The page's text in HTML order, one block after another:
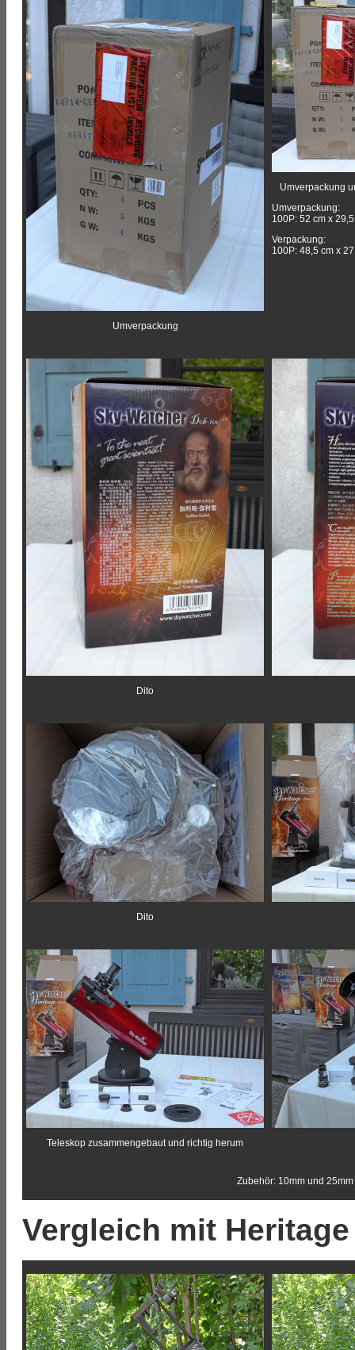
Umverpackung
Umverpackung
Umverpackung:
100P: 52 cm x
Verpackung:
100P: 48,5 cm x
Dito
Dito
Teleskop zusammengebaut und richtig herum
Zubehör: 10mm und
Vergleich mit